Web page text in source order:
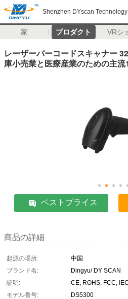
Shenzhen DYscan Technology
家 プロダクト VRシ
レーザーバーコードスキャナー
庫小売業と医療産業のための主
ベストプライス
商品の詳細
起源の場所:
中国
ブランド名:
Dingyu/ DY SCAN
証明:
CE, ROHS, FCC,
モデル番号:
DS5300